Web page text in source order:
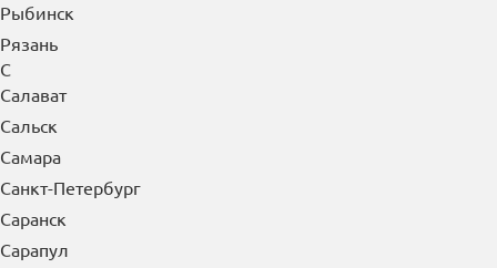
Рыбинск
Рязань
С
Салават
Сальск
Самара
Санкт-Петербург
Саранск
Сарапул